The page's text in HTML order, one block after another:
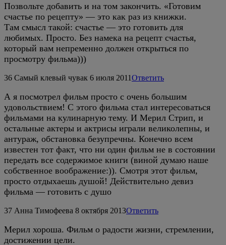
Позвольте добавить и на том закончить. «Готовим
счастье по рецепту» — это как раз из книжки.
Там смысл такой: счастье — это готовить для
любимых. Просто. Без намека на рецепт счастья,
который вам непременно должен открыться по
просмотру фильма)))
36 Самый клевый чувак 6 июля 2011Ответить
А я посмотрел фильм просто с очень большим
удовольствием! С этого фильма стал интересоваться
фильмами на кулинарную тему. И Мерил Стрип, и
остальные актеры и актрисы играли великолепны, и
антураж, обстановка безупречны. Конечно всем
известен тот факт, что ни один фильм не в состоянии
передать все содержимое книги (виной думаю наше
собственное воображение:)). Смотря этот фильм,
просто отдыхаешь душой! Действительно девиз
фильма — готовить с душо
37 Анна Тимофеева 8 октября 2013Ответить
Мерил хороша. Фильм о радости жизни, стремлении,
достижении цели.